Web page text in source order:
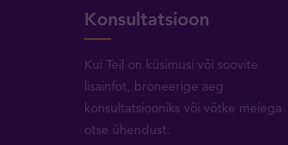
Konsultatsioon
Kui Teil on küsimusi või soovite
lisainfot, broneerige aeg
konsultatsiooniks või võtke meiega
otse ühendust.